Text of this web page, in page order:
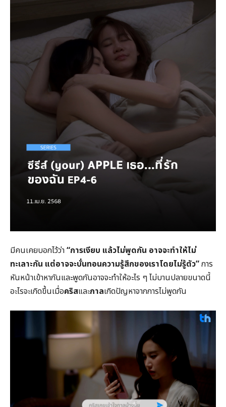
มีคนเคยบอกไว้ว่า“การเงียบ แล้วไม่พูดกัน อาจจะทำให้ไม่
ทะเลาะกัน แต่อาจจะบั่นทอนความรู้สึกของเราโดยไม่รู้ตัว”การ
หันหน้าเข้าหากันและพูดกันอาจจะทำให้อะไร ๆ ไม่บานปลายขนาดนี้
อะไรจะเกิดขึ้นเมื่อคริสและกาลเกิดปัญหาจากการไม่พูดกัน